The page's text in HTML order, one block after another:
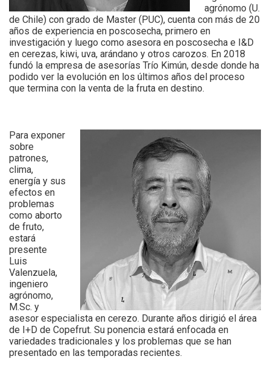
agrónomo (U.
de Chile) con grado de Master (PUC), cuenta con más de 20
años de experiencia en poscosecha, primero en
investigación y luego como asesora en poscosecha e I&D
en cerezas, kiwi, uva, arándano y otros carozos. En 2018
fundó la empresa de asesorías Trío Kimún, desde donde ha
podido ver la evolución en los últimos años del proceso
que termina con la venta de la fruta en destino.
Para exponer
sobre
patrones,
clima,
energía y sus
efectos en
problemas
como aborto
de fruto,
estará
presente
Luis
Valenzuela,
ingeniero
agrónomo,
M.Sc. y
asesor especialista en cerezo. Durante años dirigió el área
de I+D de Copefrut. Su ponencia estará enfocada en
variedades tradicionales y los problemas que se han
presentado en las temporadas recientes.